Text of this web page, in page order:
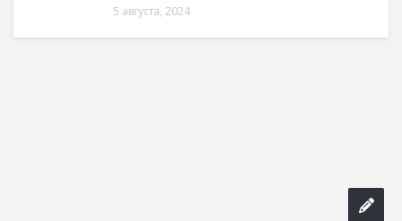
5 августа, 2024